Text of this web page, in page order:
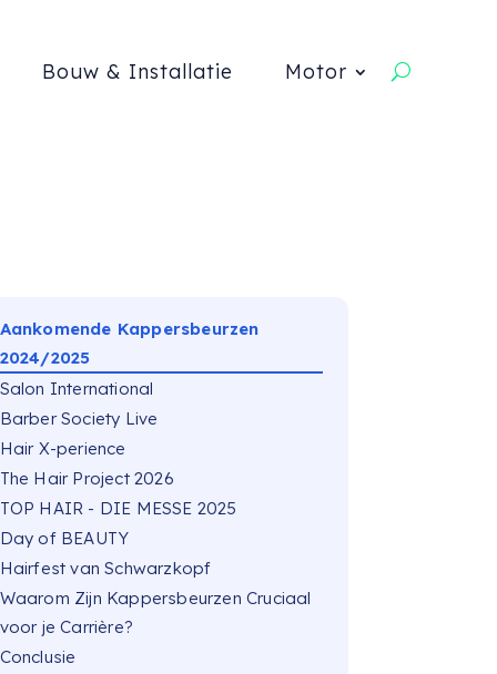
Bouw & Installatie Motor
Aankomende Kappersbeurzen
2024/2025
Salon International
Barber Society Live
Hair X-perience
The Hair Project 2026
TOP HAIR - DIE MESSE 2025
Day of BEAUTY
Hairfest van Schwarzkopf
Waarom Zijn Kappersbeurzen Cruciaal
voor je Carrière?
Conclusie